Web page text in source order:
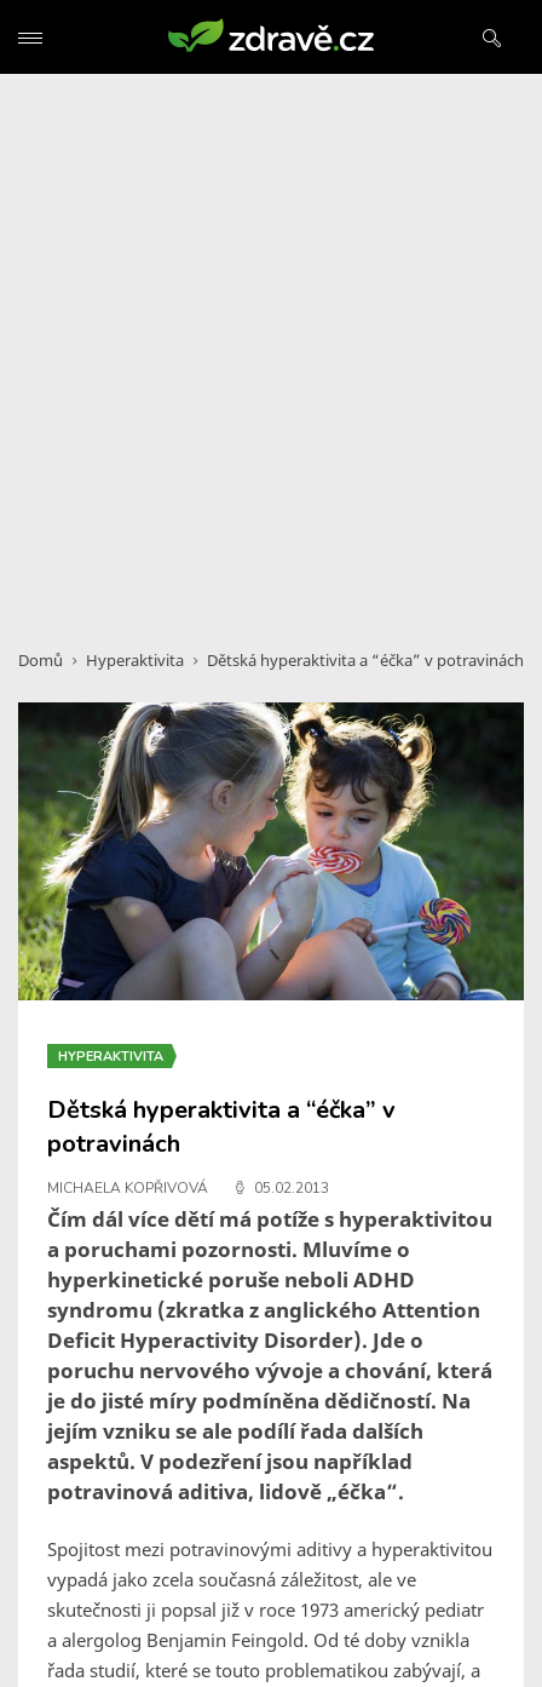
Domů Hyperaktivita Dětská hyperaktivita a “éčka” v potravinách
HYPERAKTIVITA
Dětská hyperaktivita a “éčka” v
potravinách
MICHAELA KOPŘIVOVÁ 05.02.2013
Čím dál více dětí má potíže s hyperaktivitou
a poruchami pozornosti. Mluvíme o
hyperkinetické poruše neboli ADHD
syndromu (zkratka z anglického Attention
Deficit Hyperactivity Disorder). Jde o
poruchu nervového vývoje a chování, která
je do jisté míry podmíněna dědičností. Na
jejím vzniku se ale podílí řada dalších
aspektů. V podezření jsou například
potravinová aditiva, lidově „éčka“.
Spojitost mezi potravinovými aditivy a hyperaktivitou
vypadá jako zcela současná záležitost, ale ve
skutečnosti ji popsal již v roce 1973 americký pediatr
a alergolog Benjamin Feingold. Od té doby vznikla
řada studií, které se touto problematikou zabývají, a